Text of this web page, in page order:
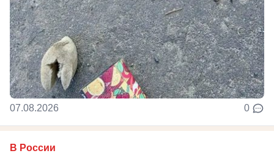
07.08.2026 0
В России